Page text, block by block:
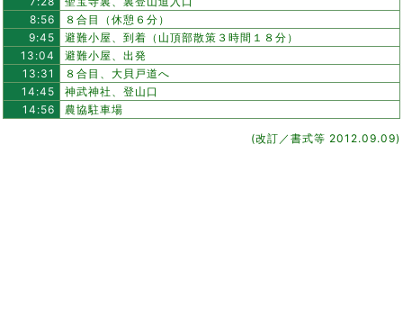
8:56
８合目（休憩６分）
9:45
避難小屋、到着（山頂部散策３時間１８分）
13:04
避難小屋、出発
13:31
８合目、大貝戸道へ
14:45
神武神社、登山口
14:56
農協駐車場
(改訂／書式等 2012.09.09)